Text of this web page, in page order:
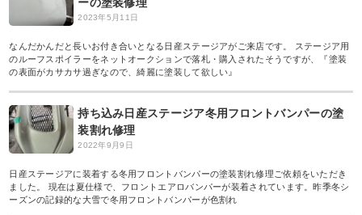
2023年5月11日
なんだかんだと長いお付き合いとなる日産ステージアがご来店です。 ステージア用
のルーフスポイラーをネットオークションで落札・購入されたそうですが、『塗装
の表面がカサカサ過ぎなので、綺麗に塗装して欲しい』
持ち込み日産ステージア冬用フロントバンパーの塗
装割れ修理
2022年9月9日
日産ステージアに装着する冬用フロントバンパーの塗装割れ修理ご依頼をいただき
ました。 現在は夏仕様で、フロントエアロバンパーが装着されています。昨季冬シ
ーズンの記録的な大雪で冬用フロントバンパーが色割れ